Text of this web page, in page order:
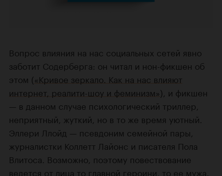
Вопрос влияния на нас социальных сетей явно
заботит Содерберга: он читал и нон-фикшен об
этом («Кривое зеркало. Как на нас влияют
интернет, реалити-шоу и феминизм»), и фикшен
— в данном случае психологический триллер,
неприятный, жуткий, но в то же время уютный.
Эллери Ллойд — псевдоним семейной пары,
журналистки Коллетт Лайонс и писателя Пола
Влитоса. Возможно, поэтому повествование
ведется от лица то главной героини, то ее мужа.